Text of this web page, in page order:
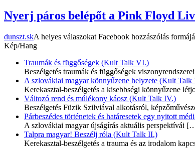
Nyerj páros belépőt a Pink Floyd
dunszt.skA helyes válaszokat Facebook hozzászólás
Kép/Hang
Traumák és függőségek (Kult Talk VI.)
Beszélgetés traumák és függőségek
A szlovákiai magyar könnyűzene helyzete (Kult Talk
Kerekasztal-beszélgetés a kisebbségi könnyűzene
Változó rend és múlékony káosz (Kult Talk IV.)
Beszélgetés Füzik Szilviával alkotásról,
Párbeszédes történetek és határesetek egy nyitott
A szlovákiai magyar újságírás aktuális perspektívái
Talpra magyar! Beszélj róla (Kult Talk II.)
Kerekasztal-beszélgetés a trauma és az irodalom